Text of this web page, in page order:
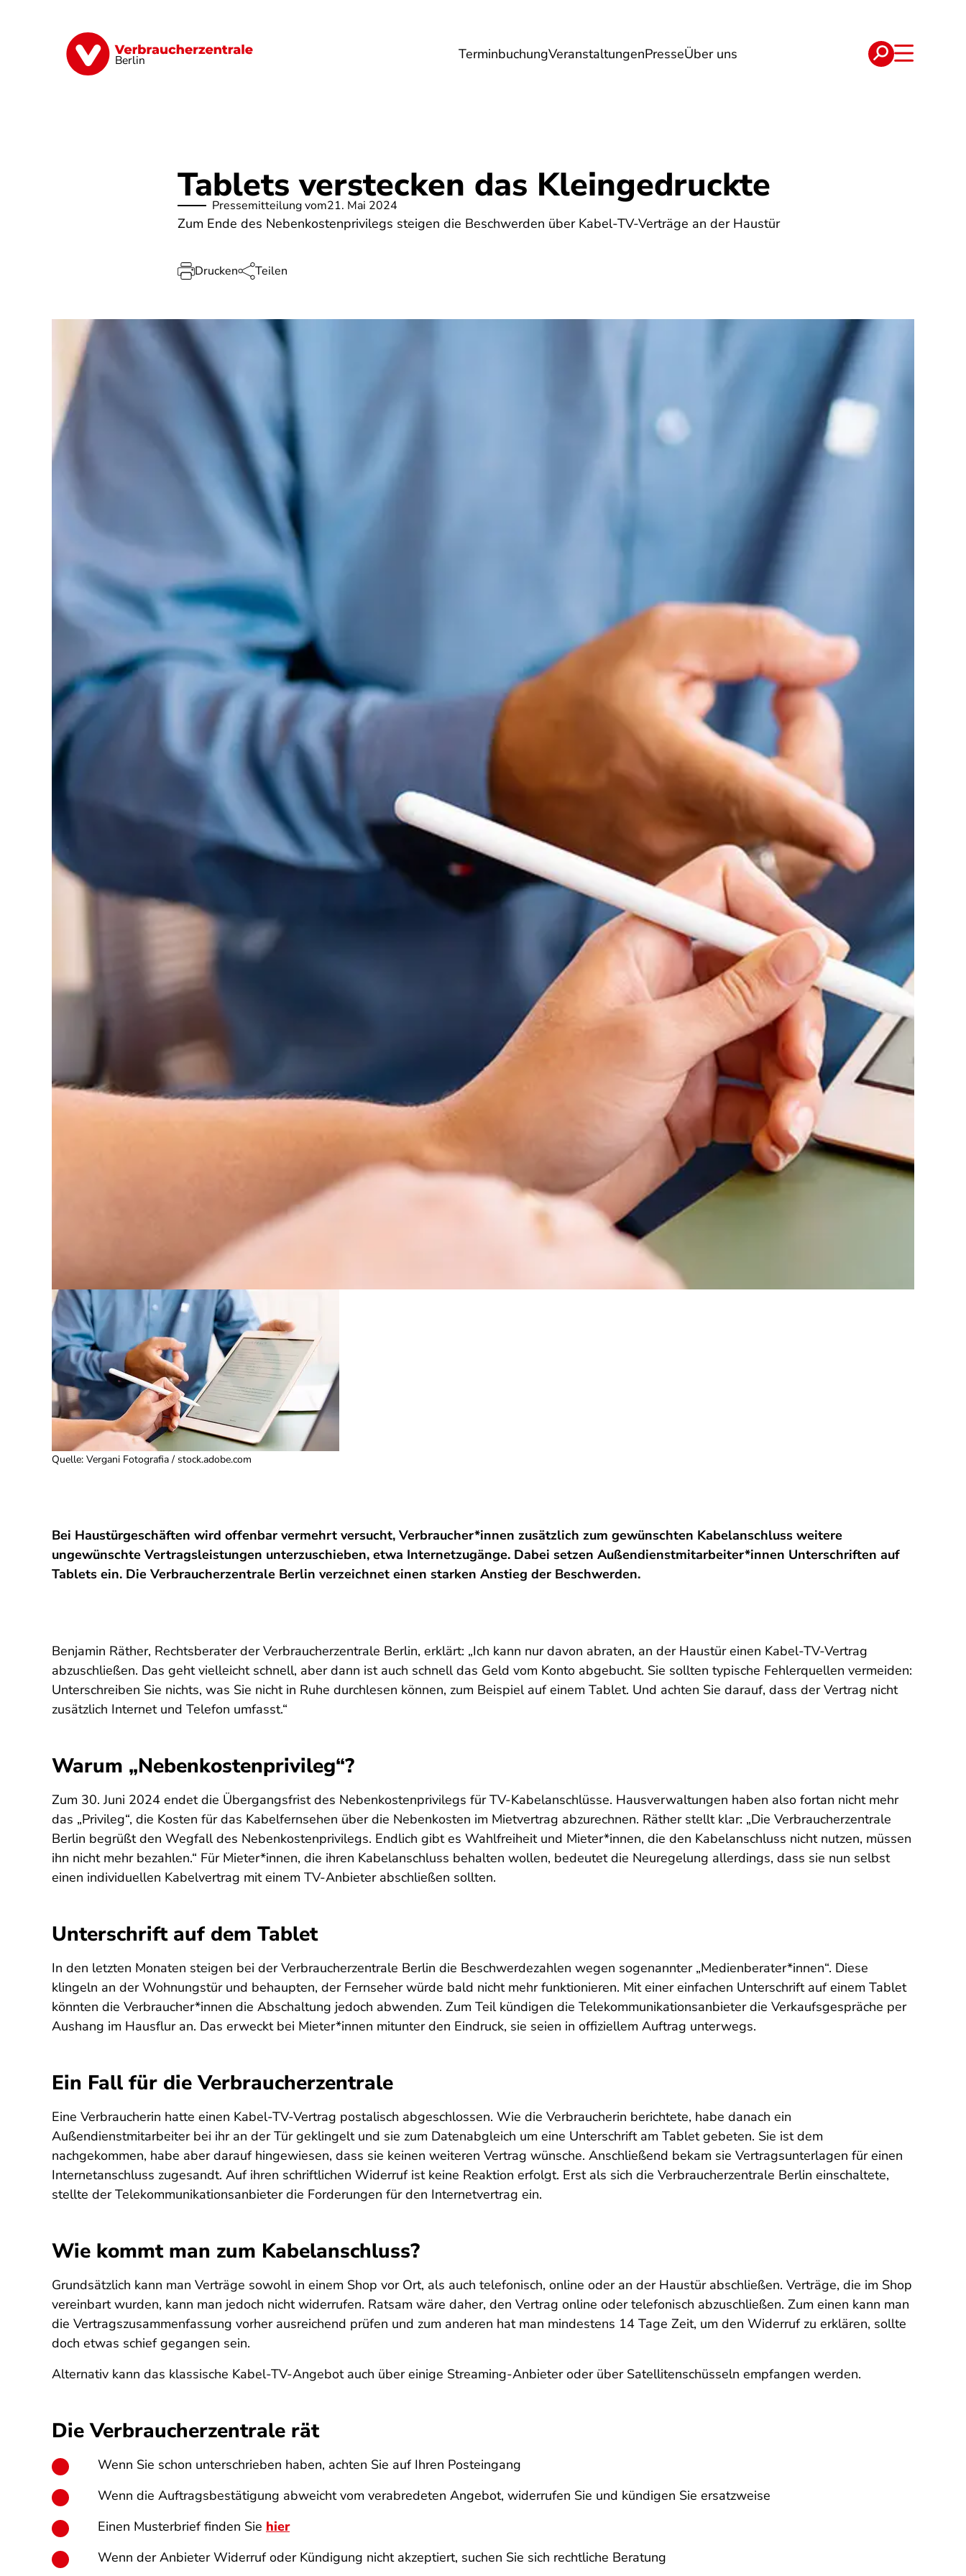
Berlin TerminbuchungVeranstaltungenPresseÜber uns
Finanzen Digitales Lebensmittel Gesundheit Energie Reise Verträge
Tablets verstecken das Kleingedruckte
Pressemitteilung vom21. Mai 2024
Zum Ende des Nebenkostenprivilegs steigen die Beschwerden über Kabel-TV-Verträge an der Haustür
Drucken Teilen
Quelle: Vergani Fotografia / stock.adobe.com
Bei Haustürgeschäften wird offenbar vermehrt versucht, Verbraucher*innen zusätzlich zum gewünschten Kabelanschluss weitere
ungewünschte Vertragsleistungen unterzuschieben, etwa Internetzugänge. Dabei setzen Außendienstmitarbeiter*innen Unterschriften auf
Tablets ein. Die Verbraucherzentrale Berlin verzeichnet einen starken Anstieg der Beschwerden.
Benjamin Räther, Rechtsberater der Verbraucherzentrale Berlin, erklärt: „Ich kann nur davon abraten, an der Haustür einen Kabel-TV-Vertrag
abzuschließen. Das geht vielleicht schnell, aber dann ist auch schnell das Geld vom Konto abgebucht. Sie sollten typische Fehlerquellen vermeiden:
Unterschreiben Sie nichts, was Sie nicht in Ruhe durchlesen können, zum Beispiel auf einem Tablet. Und achten Sie darauf, dass der Vertrag nicht
zusätzlich Internet und Telefon umfasst.“
Warum „Nebenkostenprivileg“?
Zum 30. Juni 2024 endet die Übergangsfrist des Nebenkostenprivilegs für TV-Kabelanschlüsse. Hausverwaltungen haben also fortan nicht mehr
das „Privileg“, die Kosten für das Kabelfernsehen über die Nebenkosten im Mietvertrag abzurechnen. Räther stellt klar: „Die Verbraucherzentrale
Berlin begrüßt den Wegfall des Nebenkostenprivilegs. Endlich gibt es Wahlfreiheit und Mieter*innen, die den Kabelanschluss nicht nutzen, müssen
ihn nicht mehr bezahlen.“ Für Mieter*innen, die ihren Kabelanschluss behalten wollen, bedeutet die Neuregelung allerdings, dass sie nun selbst
einen individuellen Kabelvertrag mit einem TV-Anbieter abschließen sollten.
Unterschrift auf dem Tablet
In den letzten Monaten steigen bei der Verbraucherzentrale Berlin die Beschwerdezahlen wegen sogenannter „Medienberater*innen“. Diese
klingeln an der Wohnungstür und behaupten, der Fernseher würde bald nicht mehr funktionieren. Mit einer einfachen Unterschrift auf einem Tablet
könnten die Verbraucher*innen die Abschaltung jedoch abwenden. Zum Teil kündigen die Telekommunikationsanbieter die Verkaufsgespräche per
Aushang im Hausflur an. Das erweckt bei Mieter*innen mitunter den Eindruck, sie seien in offiziellem Auftrag unterwegs.
Ein Fall für die Verbraucherzentrale
Eine Verbraucherin hatte einen Kabel-TV-Vertrag postalisch abgeschlossen. Wie die Verbraucherin berichtete, habe danach ein
Außendienstmitarbeiter bei ihr an der Tür geklingelt und sie zum Datenabgleich um eine Unterschrift am Tablet gebeten. Sie ist dem
nachgekommen, habe aber darauf hingewiesen, dass sie keinen weiteren Vertrag wünsche. Anschließend bekam sie Vertragsunterlagen für einen
Internetanschluss zugesandt. Auf ihren schriftlichen Widerruf ist keine Reaktion erfolgt. Erst als sich die Verbraucherzentrale Berlin einschaltete,
stellte der Telekommunikationsanbieter die Forderungen für den Internetvertrag ein.
Wie kommt man zum Kabelanschluss?
Grundsätzlich kann man Verträge sowohl in einem Shop vor Ort, als auch telefonisch, online oder an der Haustür abschließen. Verträge, die im Shop
vereinbart wurden, kann man jedoch nicht widerrufen. Ratsam wäre daher, den Vertrag online oder telefonisch abzuschließen. Zum einen kann man
die Vertragszusammenfassung vorher ausreichend prüfen und zum anderen hat man mindestens 14 Tage Zeit, um den Widerruf zu erklären, sollte
doch etwas schief gegangen sein.
Alternativ kann das klassische Kabel-TV-Angebot auch über einige Streaming-Anbieter oder über Satellitenschüsseln empfangen werden.
Die Verbraucherzentrale rät
Wenn Sie schon unterschrieben haben, achten Sie auf Ihren Posteingang
Wenn die Auftragsbestätigung abweicht vom verabredeten Angebot, widerrufen Sie und kündigen Sie ersatzweise
Einen Musterbrief finden Sie hier
Wenn der Anbieter Widerruf oder Kündigung nicht akzeptiert, suchen Sie sich rechtliche Beratung